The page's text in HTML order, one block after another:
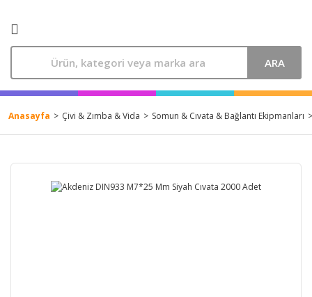
ARA
Anasayfa Çivi & Zımba & Vida Somun & Cıvata & Bağlantı Ekipmanları